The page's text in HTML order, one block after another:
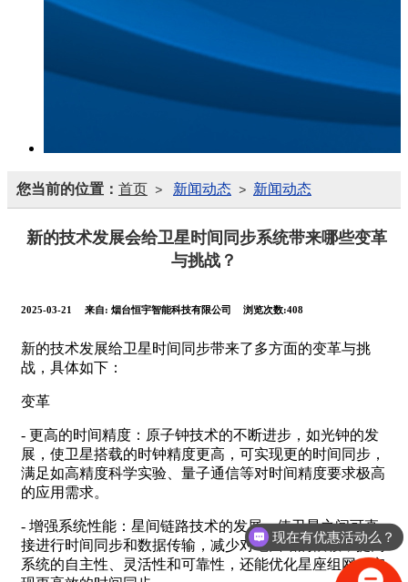
您当前的位置： 首页 > 新闻动态 > 新闻动态
新的技术发展会给卫星时间同步系统带来哪些变革
与挑战？
2025-03-21 来自: 烟台恒宇智能科技有限公司 浏览次数:408
新的技术发展给卫星时间同步带来了多方面的变革与挑
战，具体如下：
变革
- 更高的时间精度：原子钟技术的不断进步，如光钟的发
展，使卫星搭载的时钟精度更高，可实现更的时间同步，
满足如高精度科学实验、量子通信等对时间精度要求极高
的应用需求。
- 增强系统性能：星间链路技术的发展，使卫星之间可直
接进行时间同步和数据传输，减少对地面站的依赖，提高
系统的自主性、灵活性和可靠性，还能优化星座组网，实
可以介绍下你们的产品么？